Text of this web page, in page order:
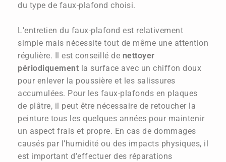
du type de faux-plafond choisi.
L’entretien du faux-plafond est relativement
simple mais nécessite tout de même une attention
régulière. Il est conseillé de nettoyer
périodiquement la surface avec un chiffon doux
pour enlever la poussière et les salissures
accumulées. Pour les faux-plafonds en plaques
de plâtre, il peut être nécessaire de retoucher la
peinture tous les quelques années pour maintenir
un aspect frais et propre. En cas de dommages
causés par l’humidité ou des impacts physiques, il
est important d’effectuer des réparations